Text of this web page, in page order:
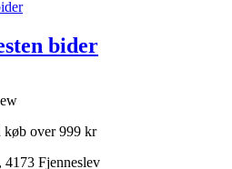
bider
køb over 999 kr
Fjenneslev